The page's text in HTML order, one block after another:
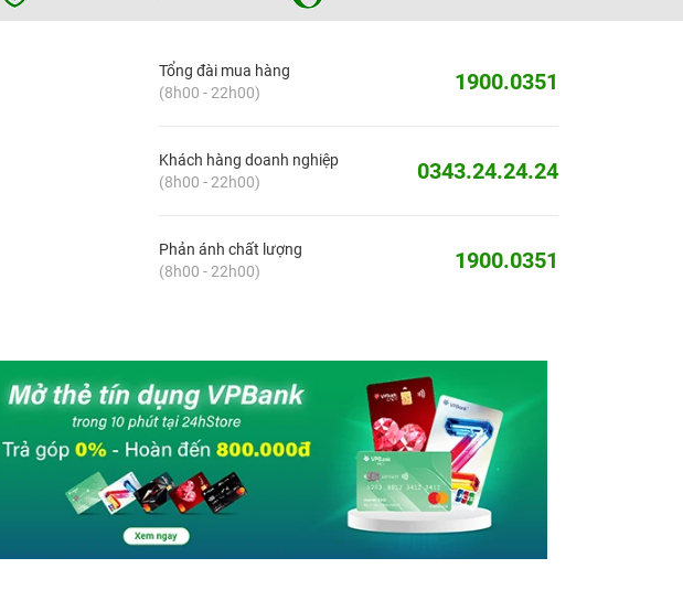
Tổng đài mua hàng
(8h00 - 22h00)
1900.0351
Khách hàng doanh nghiệp
(8h00 - 22h00)
0343.24.24.24
Phản ánh chất lượng
(8h00 - 22h00)
1900.0351